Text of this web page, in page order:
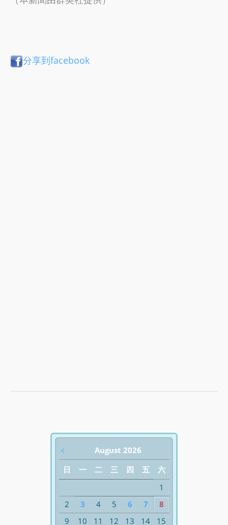
分享到facebook
August 2026
﹤
日
一 二 三 四 五
六
1
2
3 4 5 6 7
8
9
10 11 12 13 14 15